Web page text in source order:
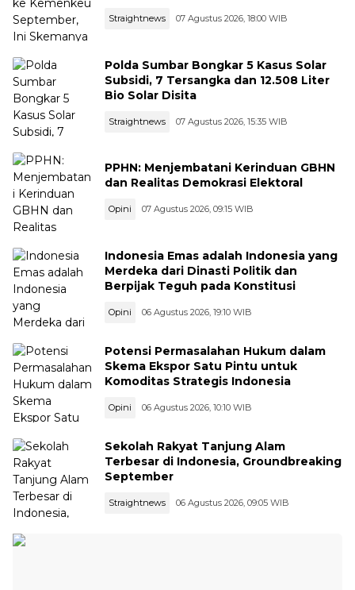
Straightnews 07 Agustus 2026, 18:00 WIB
Polda Sumbar Bongkar 5 Kasus Solar
Subsidi, 7 Tersangka dan 12.508 Liter
Bio Solar Disita
Straightnews 07 Agustus 2026, 15:35 WIB
PPHN: Menjembatani Kerinduan GBHN
dan Realitas Demokrasi Elektoral
Opini 07 Agustus 2026, 09:15 WIB
Indonesia Emas adalah Indonesia yang
Merdeka dari Dinasti Politik dan
Berpijak Teguh pada Konstitusi
Opini 06 Agustus 2026, 19:10 WIB
Potensi Permasalahan Hukum dalam
Skema Ekspor Satu Pintu untuk
Komoditas Strategis Indonesia
Opini 06 Agustus 2026, 10:10 WIB
Sekolah Rakyat Tanjung Alam
Terbesar di Indonesia, Groundbreaking
September
Straightnews 06 Agustus 2026, 09:05 WIB